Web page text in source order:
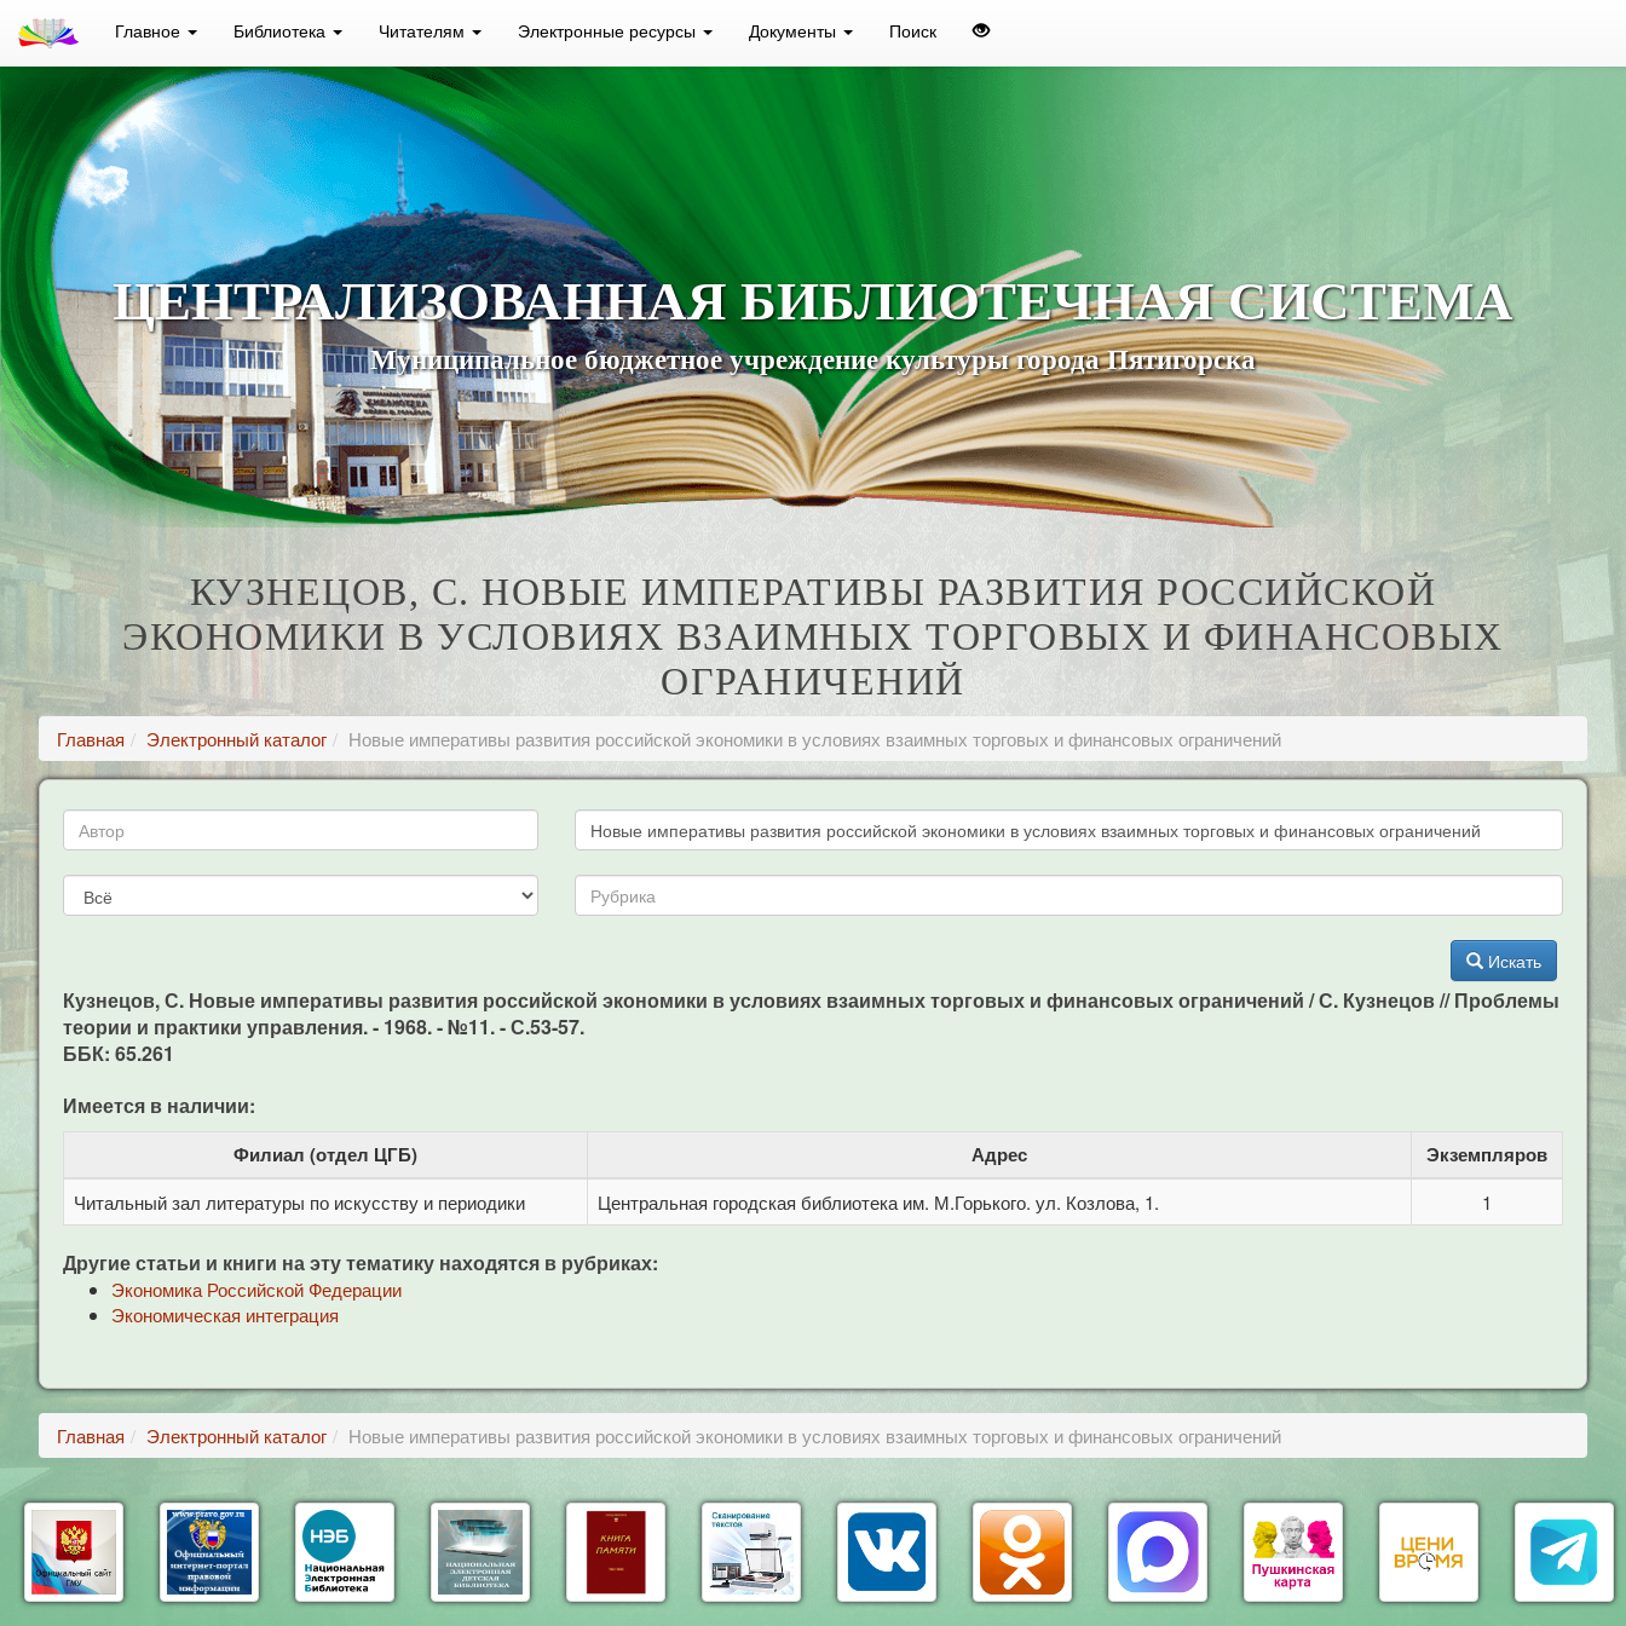
Главное Библиотека Читателям Электронные ресурсы Документы Поиск
ЦЕНТРАЛИЗОВАННАЯ БИБЛИОТЕЧНАЯ СИСТЕМА
Муниципальное бюджетное учреждение культуры города Пятигорска
КУЗНЕЦОВ, С. НОВЫЕ ИМПЕРАТИВЫ РАЗВИТИЯ РОССИЙСКОЙ
ЭКОНОМИКИ В УСЛОВИЯХ ВЗАИМНЫХ ТОРГОВЫХ И ФИНАНСОВЫХ
ОГРАНИЧЕНИЙ
Главная Электронный каталог Новые императивы развития российской экономики в условиях взаимных торговых и финансовых ограничений
Искать
Кузнецов, С. Новые императивы развития российской экономики в условиях взаимных торговых и финансовых ограничений / С. Кузнецов // Проблемы
теории и практики управления. - 1968. - №11. - С.53-57.
ББК: 65.261
Имеется в наличии:
Филиал (отдел ЦГБ) Адрес Экземпляров
Читальный зал литературы по искусству и периодики Центральная городская библиотека им. М.Горького. ул. Козлова, 1. 1
Другие статьи и книги на эту тематику находятся в рубриках:
Экономика Российской Федерации
Экономическая интеграция
Главная Электронный каталог Новые императивы развития российской экономики в условиях взаимных торговых и финансовых ограничений